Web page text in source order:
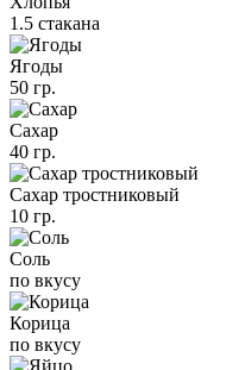
1.5 стакана
Ягоды
50 гр.
Сахар
40 гр.
Сахар тростниковый
10 гр.
Соль
по вкусу
Корица
по вкусу